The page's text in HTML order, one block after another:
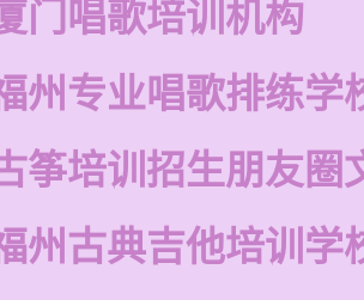
门唱歌培训机构
州专业唱歌排练学
筝培训招生朋友圈
州古典吉他培训学